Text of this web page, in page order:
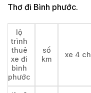
Thơ đi Bình phước.
lộ
trình
thuê
xe đi
bình
phước
số
km
xe 4